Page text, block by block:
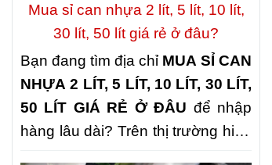
trì kho hàng phong phú, đa dạng
mẫu mã, sẵn sàng đáp ứng nhu
cầu nhập sỉ của khách hàng trên
toàn quốc.
Mua sỉ can nhựa 2 lít, 5 lít, 10 lít,
30 lít, 50 lít giá rẻ ở đâu?
Bạn đang tìm địa chỉ MUA SỈ CAN
NHỰA 2 LÍT, 5 LÍT, 10 LÍT, 30 LÍT,
50 LÍT GIÁ RẺ Ở ĐÂU để nhập
hàng lâu dài? Trên thị trường hiện